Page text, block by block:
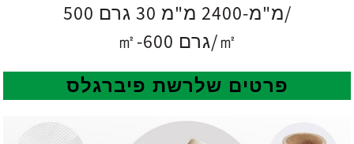
500 מ"מ-2400 מ"מ 30 גרם/
㎡-600 גרם/㎡
פרטים שלרשת פיברגלס